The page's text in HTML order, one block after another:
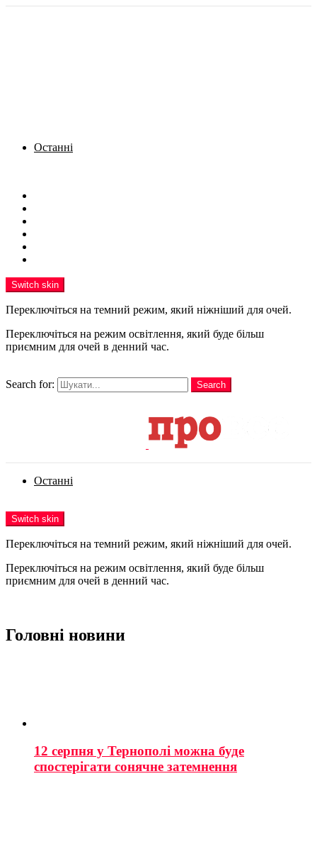
Останні
Switch skin
Переключіться на темний режим, який ніжніший для очей.
Переключіться на режим освітлення, який буде більш
приємним для очей в денний час.
Search for:
Search
Останні
Switch skin
Переключіться на темний режим, який ніжніший для очей.
Переключіться на режим освітлення, який буде більш
приємним для очей в денний час.
Головні новини
12 серпня у Тернополі можна буде
спостерігати сонячне затемнення